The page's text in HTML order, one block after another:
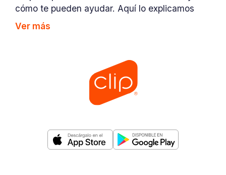
cómo te pueden ayudar. Aquí lo explicamos
Ver más